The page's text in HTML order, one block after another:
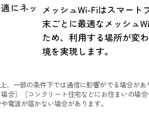
にネッ メッシュWi-Fiはスマート
末ごとに最適なメッシュ
ため、利用する場所が変
境を実現します。
一部の条件下では通信に影響がでる場合が
合］［コンクリート住宅などにお住まいの場
電波が届かない場合があります。